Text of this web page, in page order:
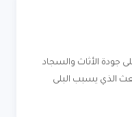
جودة الأثاث والسجاد
الذي يسبب البلى